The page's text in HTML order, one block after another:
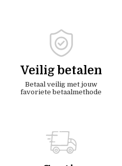
Veilig betalen
Betaal veilig met jouw
favoriete betaalmethode